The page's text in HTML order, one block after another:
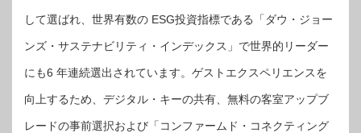
して選ばれ、世界有数の ESG投資指標である「ダウ・ジョー
ンズ・サステナビリティ・インデックス」で世界的リーダー
にも6 年連続選出されています。ゲストエクスペリエンスを
向上するため、デジタル・キーの共有、無料の客室アップブ
レードの事前選択および「コンファームド・コネクティング